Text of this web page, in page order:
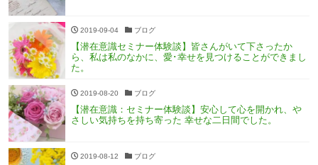
2019-09-04 ブログ
【潜在意識セミナー体験談】皆さんがいて下さったか
ら、私は私のなかに、愛･幸せを見つけることができまし
た。
2019-08-20 ブログ
【潜在意識：セミナー体験談】安心して心を開かれ、や
さしい気持ちを持ち寄った 幸せな二日間でした。
2019-08-12 ブログ